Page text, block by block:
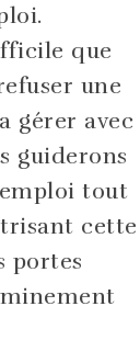
que
une
gérer avec
guiderons
tout
cette
portes